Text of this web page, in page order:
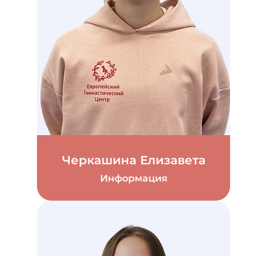
Черкашина Елизавета
Информация